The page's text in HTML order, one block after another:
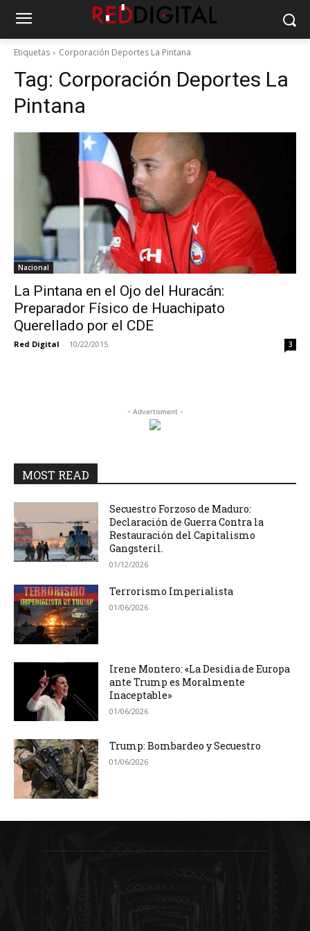
Etiquetas Corporación Deportes La Pintana
Tag: Corporación Deportes La
Pintana
Nacional
La Pintana en el Ojo del Huracán:
Preparador Físico de Huachipato
Querellado por el CDE
Red Digital - 10/22/2015 3
- Advertisment -
MOST READ
Secuestro Forzoso de Maduro:
Declaración de Guerra Contra la
Restauración del Capitalismo
Gangsteril.
01/12/2026
Terrorismo Imperialista
01/06/2026
Irene Montero: «La Desidia de Europa
ante Trump es Moralmente
Inaceptable»
01/06/2026
Trump: Bombardeo y Secuestro
01/06/2026